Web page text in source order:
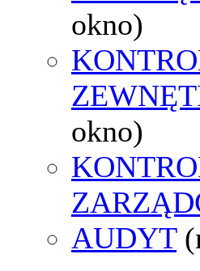
okno)
okno)
AUDYT